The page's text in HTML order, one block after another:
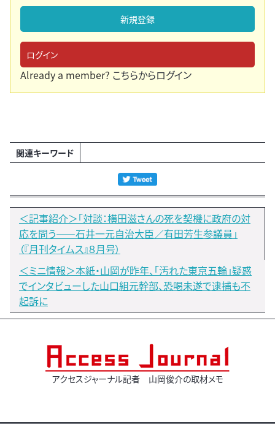
新規登録
ログイン
Already a member? こちらからログイン
関連キーワード
＜記事紹介＞「対談：横田滋さんの死を契機に政府の対
応を問う――石井一元自治大臣／有田芳生参議員」
（『月刊タイムス』８月号）
＜ミニ情報＞本紙・山岡が昨年、「汚れた東京五輪」疑惑
でインタビューした山口組元幹部、恐喝未遂で逮捕も不
起訴に
アクセスジャーナル記者 山岡俊介の取材メモ